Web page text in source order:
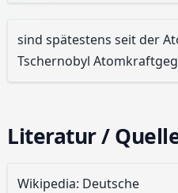
sind spätestens seit der
Tschernobyl
Literatur /
Wikipedia: Deutsche